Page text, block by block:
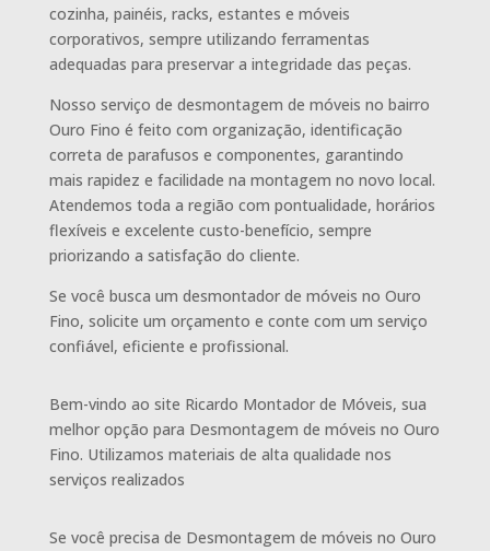
cozinha, painéis, racks, estantes e móveis
corporativos, sempre utilizando ferramentas
adequadas para preservar a integridade das peças.
Nosso serviço de desmontagem de móveis no bairro
Ouro Fino é feito com organização, identificação
correta de parafusos e componentes, garantindo
mais rapidez e facilidade na montagem no novo local.
Atendemos toda a região com pontualidade, horários
flexíveis e excelente custo-benefício, sempre
priorizando a satisfação do cliente.
Se você busca um desmontador de móveis no Ouro
Fino, solicite um orçamento e conte com um serviço
confiável, eficiente e profissional.
Bem-vindo ao site Ricardo Montador de Móveis, sua
melhor opção para Desmontagem de móveis no Ouro
Fino. Utilizamos materiais de alta qualidade nos
serviços realizados
Se você precisa de Desmontagem de móveis no Ouro